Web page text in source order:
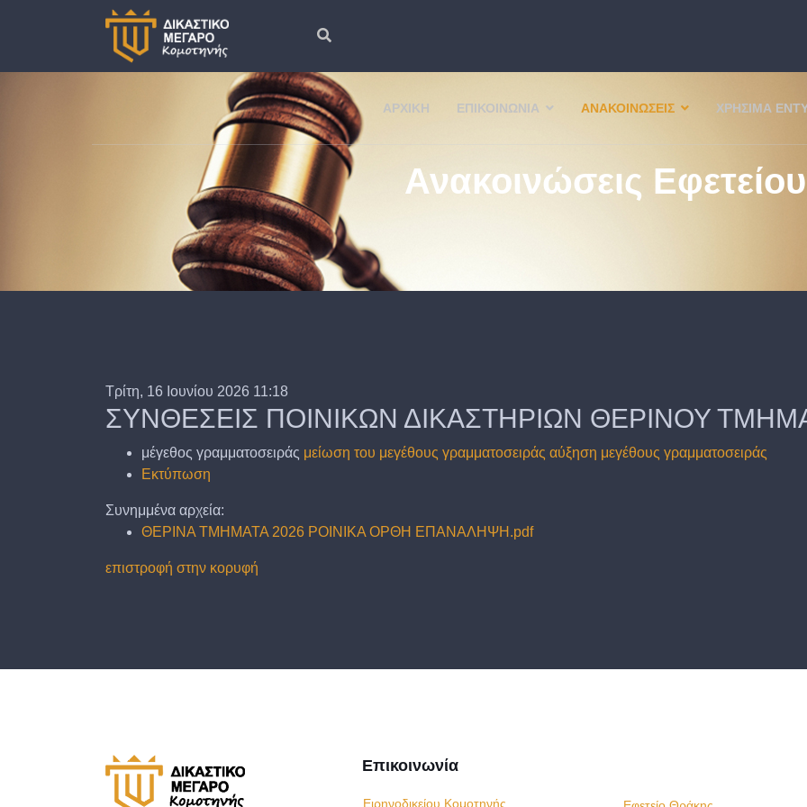
ΑΡΧΙΚΉ ΕΠΙΚΟΙΝΩΝΊΑ ΑΝΑΚΟΙΝΏΣΕΙΣ ΧΡΉΣΙΜΑ
Ανακοινώσεις Εφετείου
Τρίτη, 16 Ιουνίου 2026 11:18
ΣΥΝΘΕΣΕΙΣ ΠΟΙΝΙΚΩΝ ΔΙΚΑΣΤΗΡΙΩΝ ΘΕΡΙΝΟΥ
μέγεθος γραμματοσειράς μείωση του μεγέθους γραμματοσειράς αύξηση μεγέθους γραμματοσειράς
Εκτύπωση
Συνημμένα αρχεία:
ΘΕΡΙΝΑ ΤΜΗΜΑΤΑ 2026 POINIKA ΟΡΘΗ ΕΠΑΝΑΛΗΨΗ.pdf
επιστροφή στην κορυφή
Επικοινωνία
Ειρηνοδικείου Κομοτηνής